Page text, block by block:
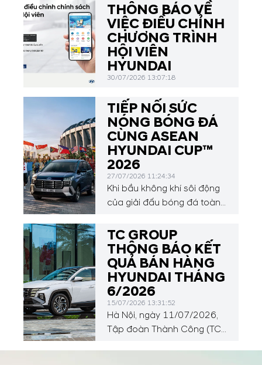
THÔNG BÁO VỀ
VIỆC ĐIỀU CHỈNH
CHƯƠNG TRÌNH
HỘI VIÊN
HYUNDAI
30/07/2026 13:07:18
TIẾP NỐI SỨC
NÓNG BÓNG ĐÁ
CÙNG ASEAN
HYUNDAI CUP™
2026
27/07/2026 11:24:34
Khi bầu không khí sôi động
của giải đấu bóng đá toàn
của người hâm mộ sẽ tiếp
tục hướng về Đông Nam Á
với ASEAN Hyundai Cup™
2026, diễn ra từ ngày 24
tháng 7 đến ngày 26 tháng
8 năm 2026.
TC GROUP
THÔNG BÁO KẾT
QUẢ BÁN HÀNG
HYUNDAI THÁNG
6/2026
15/07/2026 13:31:52
Hà Nội, ngày 11/07/2026,
Tập đoàn Thành Công (TC